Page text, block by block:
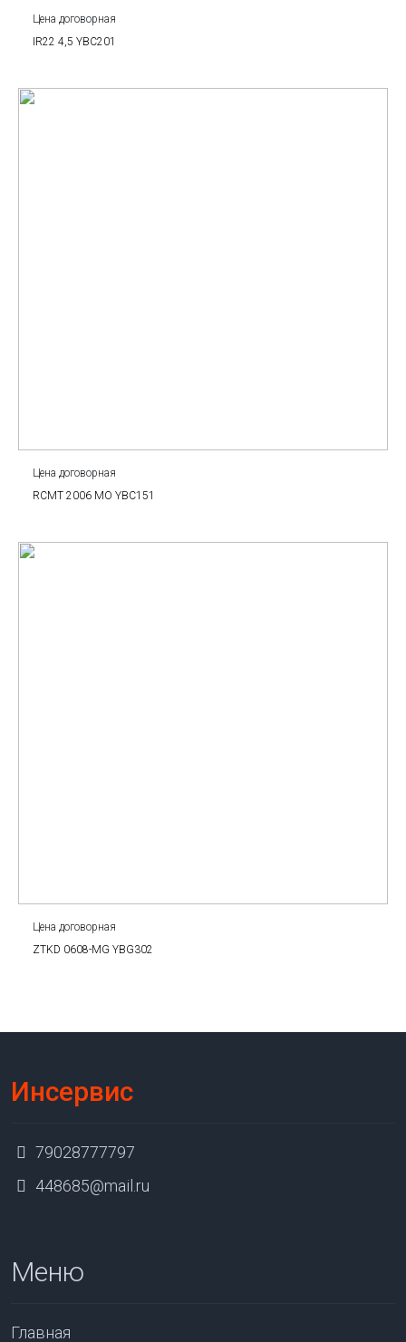
Цена договорная
IR22 4,5 YBC201
Цена договорная
RCMT 2006 MO YBC151
Цена договорная
ZTKD 0608-MG YBG302
Инсервис
79028777797
448685@mail.ru
Меню
Главная